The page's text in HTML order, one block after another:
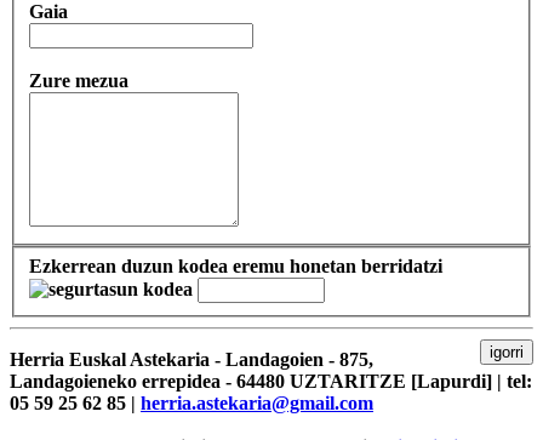
Gaia
Zure mezua
Ezkerrean duzun kodea eremu honetan berridatzi
igorri
Herria Euskal Astekaria - Landagoien - 875,
Landagoieneko errepidea - 64480 UZTARITZE [Lapurdi] | tel:
05 59 25 62 85 | herria.astekaria@gmail.com